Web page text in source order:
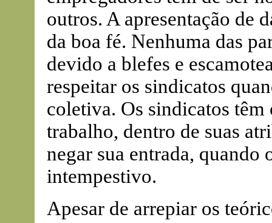
outros. A apresentação de
da boa fé. Nenhuma das
devido a blefes e
respeitar os sindicatos
coletiva. Os sindicatos
trabalho, dentro de suas
negar sua entrada, quando
intempestivo.
Apesar de arrepiar os